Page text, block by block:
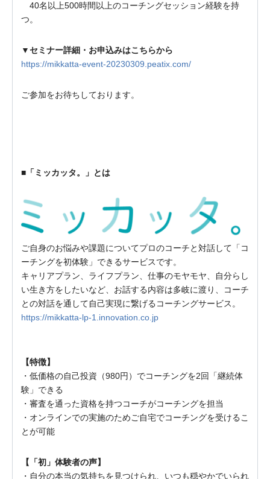
40名以上500時間以上のコーチングセッション経験を持
つ。
▼セミナー詳細・お申込みはこちらから
https://mikkatta-event-20230309.peatix.com/
ご参加をお待ちしております。
■「ミッカッタ。」とは
ご自身のお悩みや課題についてプロのコーチと対話して「コ
ーチングを初体験」できるサービスです。
キャリアプラン、ライフプラン、仕事のモヤモヤ、自分らし
い生き方をしたいなど、お話する内容は多岐に渡り、コーチ
との対話を通して自己実現に繋げるコーチングサービス。
https://mikkatta-lp-1.innovation.co.jp
【特徴】
・低価格の自己投資（980円）でコーチングを2回「継続体
験」できる
・審査を通った資格を持つコーチがコーチングを担当
・オンラインでの実施のためご自宅でコーチングを受けるこ
とが可能
【「初」体験者の声】
・自分の本当の気持ちを見つけられ、いつも穏やかでいられ